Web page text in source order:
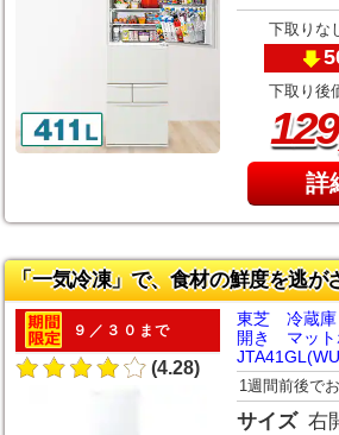
下取りな
下取り後
129
詳
「一気冷凍」で、食材の鮮度を逃が
９／３０まで
(4.28)
東芝 冷蔵
開き マッ
1週間前後で
サイズ 右